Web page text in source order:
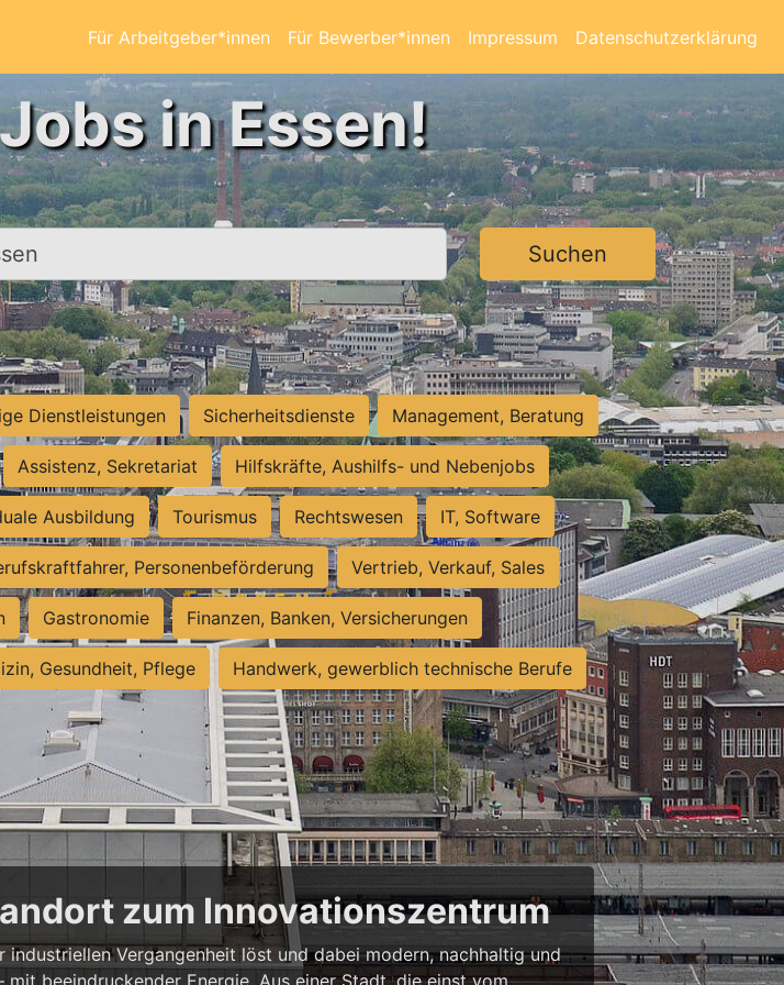
Für Arbeitgeber*innen Für Bewerber*innen Impressum Datenschutzerklärung
in Essen!
Suchen
Dienstleistungen Sicherheitsdienste Management, Beratung
Assistenz, Sekretariat Hilfskräfte, Aushilfs- und Nebenjobs
Ausbildung Tourismus Rechtswesen IT, Software
Personenbeförderung Vertrieb, Verkauf, Sales
Gastronomie Finanzen, Banken, Versicherungen
Gesundheit, Pflege Handwerk, gewerblich technische Berufe
zum Innovationszentrum
Vergangenheit löst und dabei modern, nachhaltig und